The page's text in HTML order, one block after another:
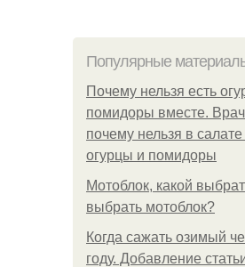
Популярные
Почему нельзя есть
помидоры вместе. Врач
почему нельзя в
огурцы и помидоры
Мотоблок, какой
выбрать мотоблок?
Когда сажать озимый
году. Добавление